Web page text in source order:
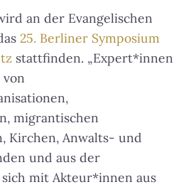
an der Evangelischen
25. Berliner Symposium
stattfinden. „Expert*innen
migrantischen
Kirchen, Anwalts- und
und aus der
mit Akteur*innen aus